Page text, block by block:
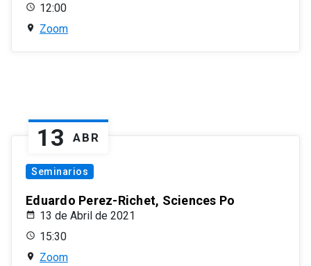
12:00
Zoom
13 ABR
Seminarios
Eduardo Perez-Richet, Sciences Po
13 de Abril de 2021
15:30
Zoom